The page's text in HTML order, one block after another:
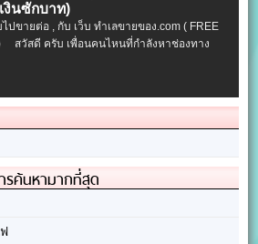
งินซักบาท)
ปขายต่อ , กับ เว็บ ทำเลขายของ.com ( FREE
) สวัสดี ครับ เพื่อนคนไหนที่กำลังหาช่องทาง
รค้นหามากที่สุด